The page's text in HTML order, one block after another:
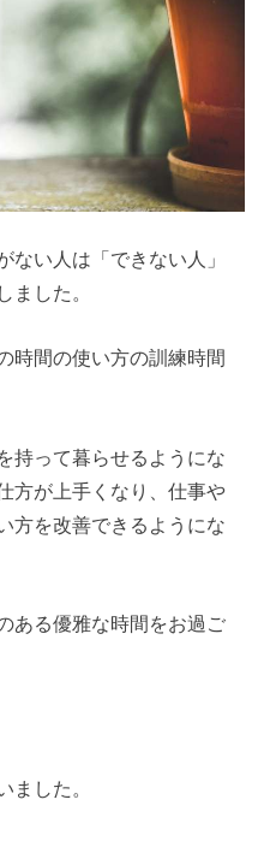
ない人は「できない人」
ました。
時間の使い方の訓練時間
持って暮らせるようにな
方が上手くなり、仕事や
方を改善できるようにな
ある優雅な時間をお過ご
ました。